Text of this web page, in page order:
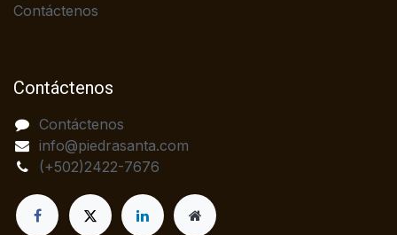
Contáctenos
Contáctenos
Contáctenos
info@piedrasanta.com
(+502)2422-7676